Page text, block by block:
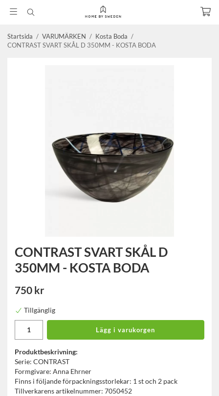
Startsida / VARUMÄRKEN / Kosta Boda /
CONTRAST SVART SKÅL D 350MM - KOSTA BODA
CONTRAST SVART SKÅL D
350MM - KOSTA BODA
750 kr
Tillgänglig
Lägg i varukorgen
Produktbeskrivning:
Serie: CONTRAST
Formgivare: Anna Ehrner
Finns i följande förpackningsstorlekar: 1 st och 2 pack
Tillverkarens artikelnummer: 7050452